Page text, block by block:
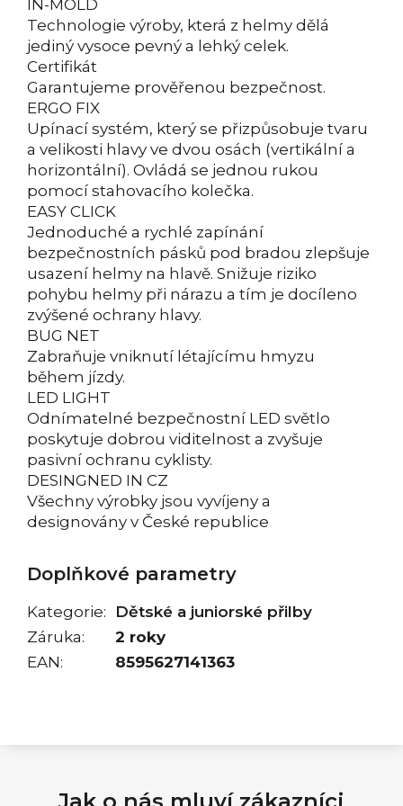
IN-MOLD
Technologie výroby, která z helmy dělá
jediný vysoce pevný a lehký celek.
Certifikát
Garantujeme prověřenou bezpečnost.
ERGO FIX
Upínací systém, který se přizpůsobuje tvaru
a velikosti hlavy ve dvou osách (vertikální a
horizontální). Ovládá se jednou rukou
pomocí stahovacího kolečka.
EASY CLICK
Jednoduché a rychlé zapínání
bezpečnostních pásků pod bradou zlepšuje
usazení helmy na hlavě. Snižuje riziko
pohybu helmy při nárazu a tím je docíleno
zvýšené ochrany hlavy.
BUG NET
Zabraňuje vniknutí létajícímu hmyzu
během jízdy.
LED LIGHT
Odnímatelné bezpečnostní LED světlo
poskytuje dobrou viditelnost a zvyšuje
pasivní ochranu cyklisty.
DESINGNED IN CZ
Všechny výrobky jsou vyvíjeny a
designovány v České republice
Doplňkové parametry
Kategorie:
Dětské a juniorské přilby
Záruka:
2 roky
EAN: 8595627141363